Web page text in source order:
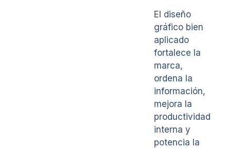
El diseño
gráfico bien
aplicado
fortalece la
marca,
ordena la
información,
mejora la
productividad
interna y
potencia la